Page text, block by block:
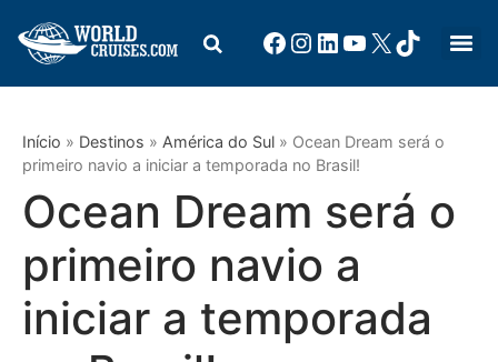
Início » Destinos » América do Sul » Ocean Dream será o
primeiro navio a iniciar a temporada no Brasil!
Ocean Dream será o
primeiro navio a
iniciar a temporada